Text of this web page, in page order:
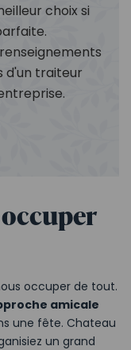
choix si
d'un traiteur
occuper de tout.
amicale
une fête. Chateau
un grand